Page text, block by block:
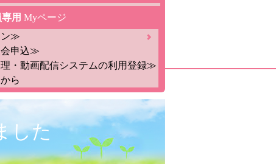
用 Myページ
ン≫
申込≫
・動画配信システムの利用登録≫
ら
した